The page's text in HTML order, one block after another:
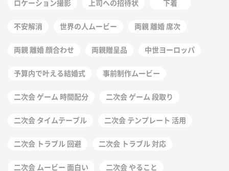
ロケーション撮影 上司への招待状 下着
不安解消 世界の人ムービー 両親 離婚 席次
両親 離婚 顔合わせ 両親贈呈品 中世ヨーロッパ
予算内で叶える結婚式 事前制作ムービー
二次会 ゲーム 時間配分 二次会 ゲーム 段取り
二次会 タイムテーブル 二次会 テンプレート 活用
二次会 トラブル 回避 二次会 トラブル 対応
二次会 ムービー 面白い 二次会 やること